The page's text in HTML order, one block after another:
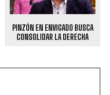
PINZÓN EN ENVIGADO BUSCA
CONSOLIDAR LA DERECHA